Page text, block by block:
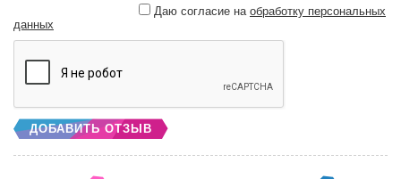
Даю согласие на обработку персональных
данных
ДОБАВИТЬ ОТЗЫВ